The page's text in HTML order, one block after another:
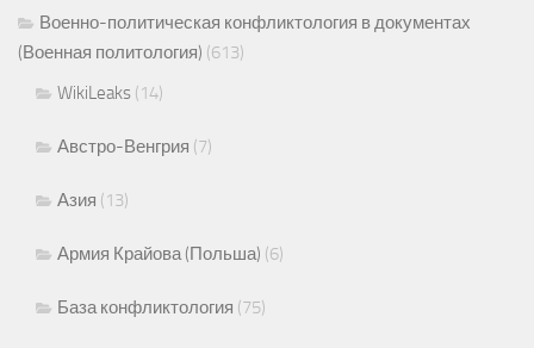
Военно-политическая конфликтология в документах
(Военная политология) (613)
WikiLeaks (14)
Австро-Венгрия (7)
Азия (13)
Армия Крайова (Польша) (6)
База конфликтология (75)